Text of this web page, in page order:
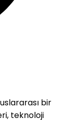
bir
teknoloji